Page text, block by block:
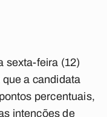
sexta-feira (12)
que a candidata
percentuais,
intenções de